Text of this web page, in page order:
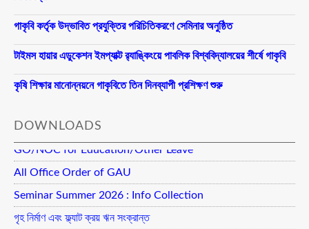
গাকৃবি কর্তৃক উদ্ভাবিত প্রযুক্তির পরিচিতিকরণে সেমিনার অনুষ্ঠিত
টাইমস হায়ার এডুকেশন ইমপ্যাক্ট র‍্যাঙ্কিংয়ে পাবলিক বিশ্ববিদ্যালয়ের শীর্ষে গাকৃবি
কৃষি শিক্ষার মানোন্নয়নে গাকৃবিতে তিন দিনব্যাপী প্রশিক্ষণ শুরু
DOWNLOADS
GO/NOC for Education/Other Leave
All Office Order of GAU
Seminar Summer 2026 : Info Collection
গৃহ নির্মাণ এবং ফ্ল্যাট ক্রয় ঋন সংক্রান্ত